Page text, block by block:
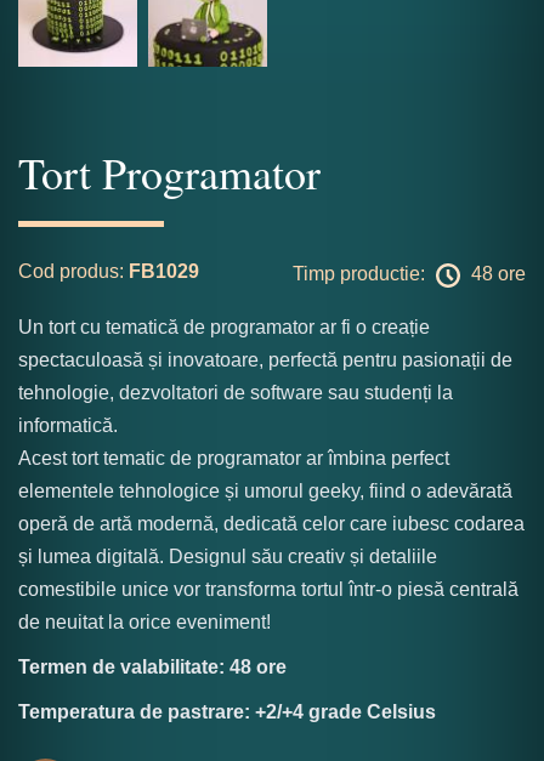
Tort Programator
Cod produs: FB1029 Timp productie: 48 ore
Un tort cu tematică de programator ar fi o creație
spectaculoasă și inovatoare, perfectă pentru pasionații de
tehnologie, dezvoltatori de software sau studenți la
informatică.
Acest tort tematic de programator ar îmbina perfect
elementele tehnologice și umorul geeky, fiind o adevărată
operă de artă modernă, dedicată celor care iubesc codarea
și lumea digitală. Designul său creativ și detaliile
comestibile unice vor transforma tortul într-o piesă centrală
de neuitat la orice eveniment!
Termen de valabilitate: 48 ore
Temperatura de pastrare: +2/+4 grade Celsius